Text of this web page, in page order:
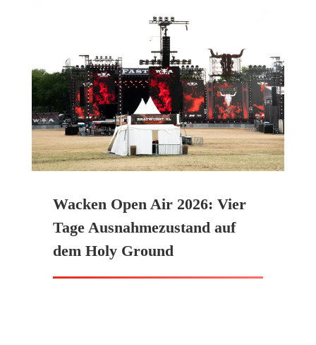
Wacken Open Air 2026: Vier
Tage Ausnahmezustand auf
dem Holy Ground